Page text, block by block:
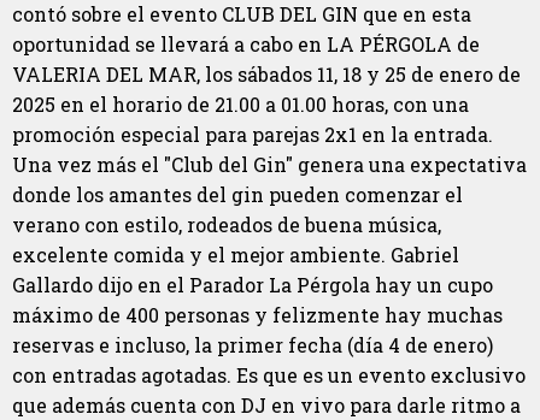
contó sobre el evento CLUB DEL GIN que en esta
oportunidad se llevará a cabo en LA PÉRGOLA de
VALERIA DEL MAR, los sábados 11, 18 y 25 de enero de
2025 en el horario de 21.00 a 01.00 horas, con una
promoción especial para parejas 2x1 en la entrada.
Una vez más el "Club del Gin" genera una expectativa
donde los amantes del gin pueden comenzar el
verano con estilo, rodeados de buena música,
excelente comida y el mejor ambiente. Gabriel
Gallardo dijo en el Parador La Pérgola hay un cupo
máximo de 400 personas y felizmente hay muchas
reservas e incluso, la primer fecha (día 4 de enero)
con entradas agotadas. Es que es un evento exclusivo
que además cuenta con DJ en vivo para darle ritmo a